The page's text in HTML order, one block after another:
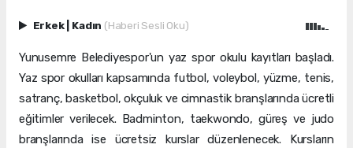
Erkek Kadın (Haberi Sesli Oku)
Yunusemre Belediyespor'un yaz spor okulu kayıtları başladı.
Yaz spor okulları kapsamında futbol, voleybol, yüzme, tenis,
satranç, basketbol, okçuluk ve cimnastik branşlarında ücretli
eğitimler verilecek. Badminton, taekwondo, güreş ve judo
branşlarında ise ücretsiz kurslar düzenlenecek. Kursların